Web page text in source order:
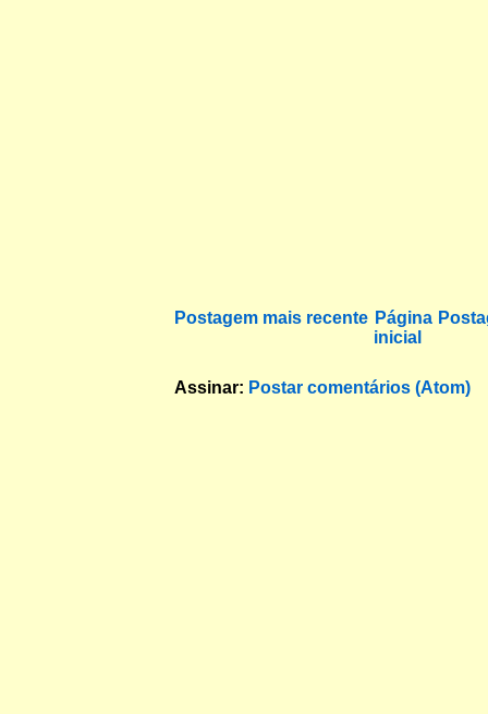
Postagem mais recente Página
inicial
Assinar: Postar comentários (Atom)